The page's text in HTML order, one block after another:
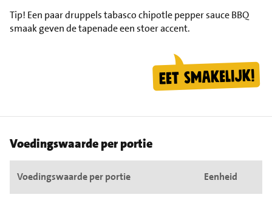
Tip! Een paar druppels tabasco chipotle pepper sauce BBQ
smaak geven de tapenade een stoer accent.
Voedingswaarde per portie
Voedingswaarde per portie Eenheid